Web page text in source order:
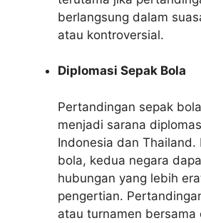
berlangsung dalam
atau kontroversial.
Diplomasi Sepak Bola
Pertandingan sepak
menjadi sarana
Indonesia dan Thailand.
bola, kedua negara
hubungan yang lebih
pengertian.
atau turnamen bersama